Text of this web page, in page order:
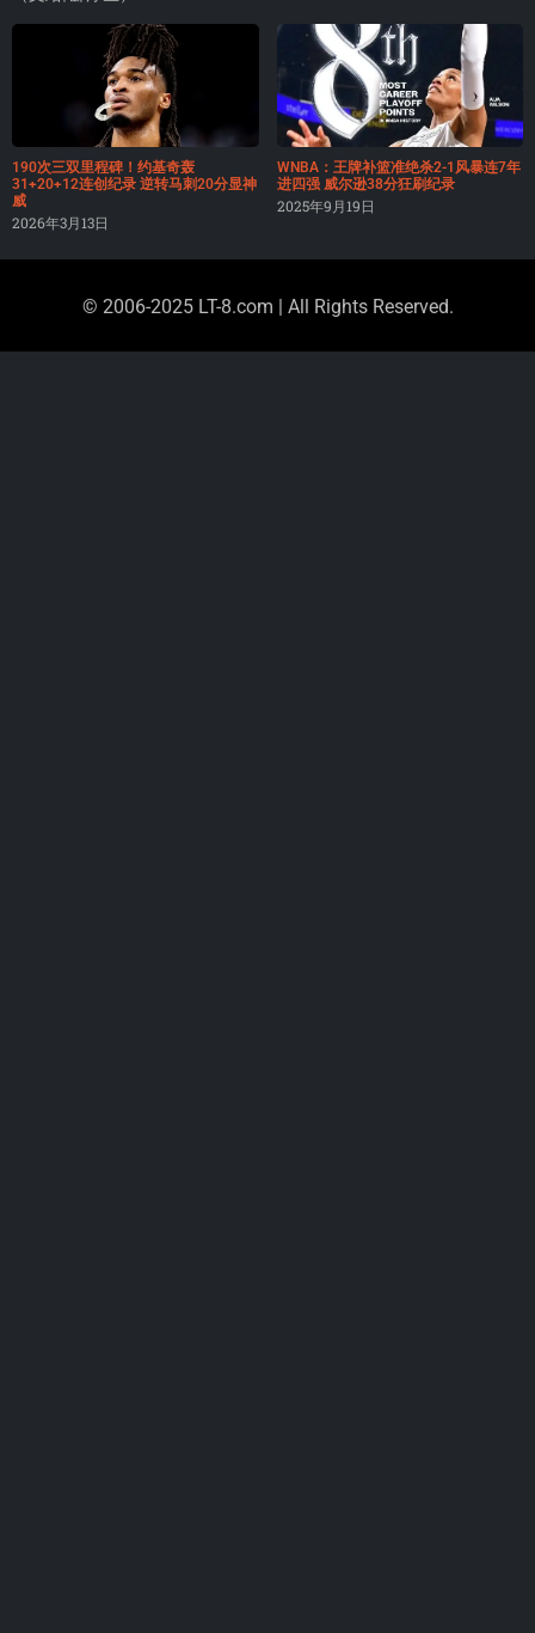
190次三双里程碑！约基奇轰
31+20+12连创纪录 逆转马刺20分显神
威
2026年3月13日
WNBA：王牌补篮准绝杀2-1风暴连7年
进四强 威尔逊38分狂刷纪录
2025年9月19日
© 2006-2025 LT-8.com | All Rights Reserved.